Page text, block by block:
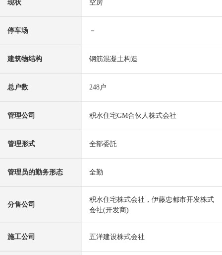
现状 空房
停车场 －
建筑物结构 钢筋混凝土构造
总户数 248户
管理公司 积水住宅GM合伙人株式会社
管理形式 全部委託
管理员的勤务形态 全勤
分售公司
积水住宅株式会社，伊藤忠都市开发株式
会社(开发商)
施工公司 五洋建设株式会社